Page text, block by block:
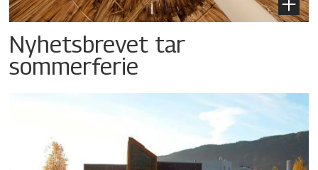
Nyhetsbrevet tar
sommerferie